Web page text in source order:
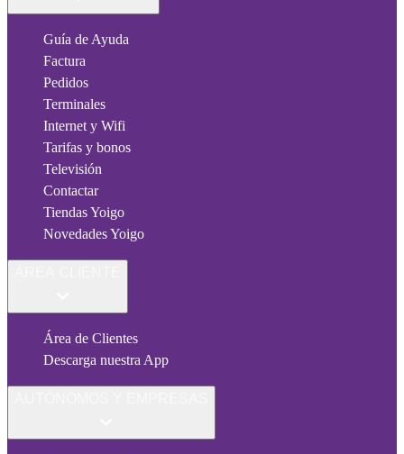
Guía de Ayuda
Factura
Pedidos
Terminales
Internet y Wifi
Tarifas y bonos
Televisión
Contactar
Tiendas Yoigo
Novedades Yoigo
Área de Clientes
Descarga nuestra App